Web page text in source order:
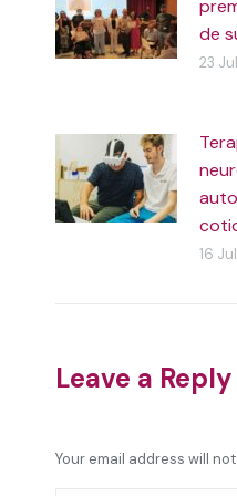
de
23
16
Leave a Reply
Your email address will